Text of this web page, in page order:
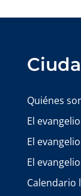
Quiénes
El
El
El
Calendario